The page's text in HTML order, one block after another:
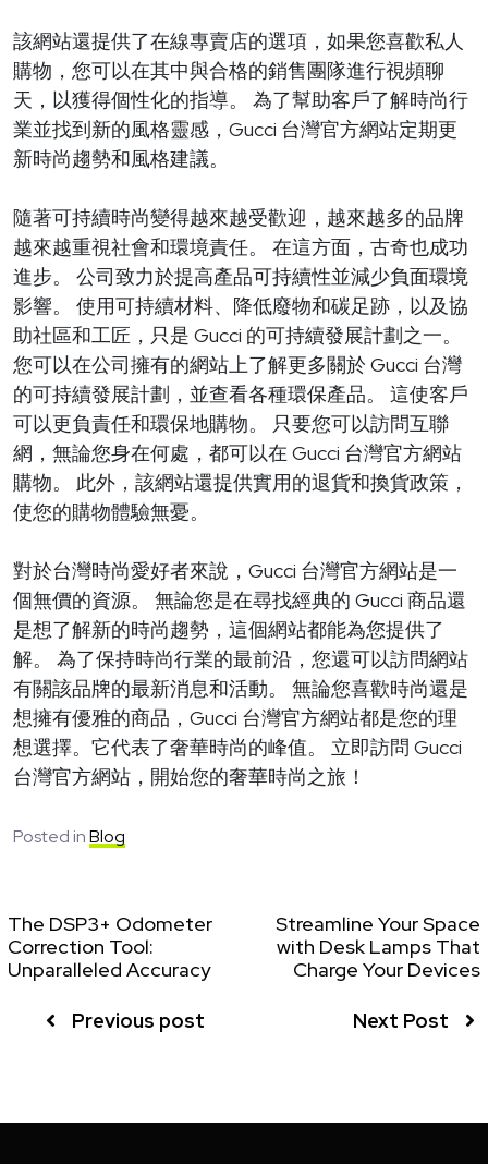
該網站還提供了在線專賣店的選項，如果您喜歡私人
購物，您可以在其中與合格的銷售團隊進行視頻聊
天，以獲得個性化的指導。 為了幫助客戶了解時尚行
業並找到新的風格靈感，Gucci 台灣官方網站定期更
新時尚趨勢和風格建議。
隨著可持續時尚變得越來越受歡迎，越來越多的品牌
越來越重視社會和環境責任。 在這方面，古奇也成功
進步。 公司致力於提高產品可持續性並減少負面環境
影響。 使用可持續材料、降低廢物和碳足跡，以及協
助社區和工匠，只是 Gucci 的可持續發展計劃之一。
您可以在公司擁有的網站上了解更多關於 Gucci 台灣
的可持續發展計劃，並查看各種環保產品。 這使客戶
可以更負責任和環保地購物。 只要您可以訪問互聯
網，無論您身在何處，都可以在 Gucci 台灣官方網站
購物。 此外，該網站還提供實用的退貨和換貨政策，
使您的購物體驗無憂。
對於台灣時尚愛好者來說，Gucci 台灣官方網站是一
個無價的資源。 無論您是在尋找經典的 Gucci 商品還
是想了解新的時尚趨勢，這個網站都能為您提供了
解。 為了保持時尚行業的最前沿，您還可以訪問網站
有關該品牌的最新消息和活動。 無論您喜歡時尚還是
想擁有優雅的商品，Gucci 台灣官方網站都是您的理
想選擇。它代表了奢華時尚的峰值。 立即訪問 Gucci
台灣官方網站，開始您的奢華時尚之旅！
Posted inBlog
The DSP3+ Odometer
Correction Tool:
Unparalleled Accuracy
Previous post
Streamline Your Space
with Desk Lamps That
Charge Your Devices
Next Post